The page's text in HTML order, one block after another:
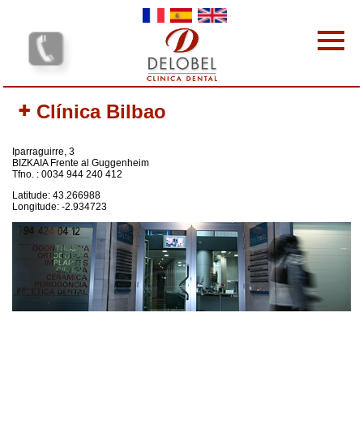
Nuestras prestaciones
Tarifas
protocolo
Contacto
Su opinión
Sus Comentarios
Clínica Bilbao
Iparraguirre, 3
BIZKAIA Frente al Guggenheim
Tfno. : 0034 944 240 412
Latitude: 43.266988
Longitude: -2.934723